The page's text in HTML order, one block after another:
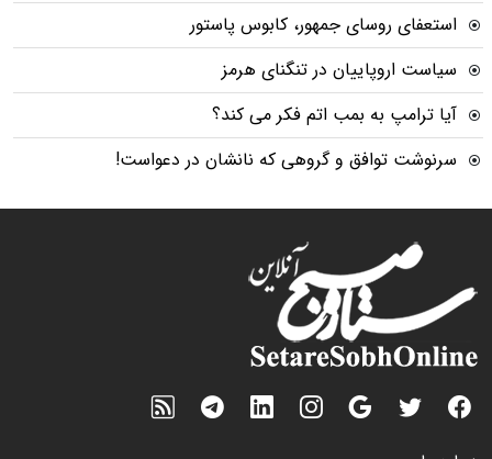
استعفای روسای جمهور، کابوس پاستور
سیاست اروپاییان در تنگنای هرمز
آیا ترامپ به بمب اتم فکر می کند؟
سرنوشت توافق و گروهی که نانشان در دعواست!